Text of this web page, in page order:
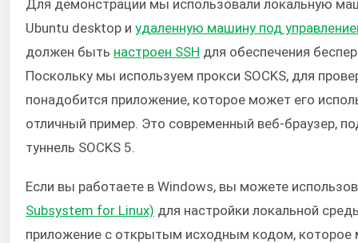
Для демонстрации мы использовали локальную
Ubuntu desktop и удаленную машину под
должен быть настроен SSH для обеспечения
Поскольку мы используем прокси SOCKS, для
понадобится приложение, которое может его
отличный пример. Это современный веб-браузер,
туннель SOCKS 5.
Если вы работаете в Windows, вы можете
Subsystem for Linux) для настройки локальной
приложение с открытым исходным кодом, которое